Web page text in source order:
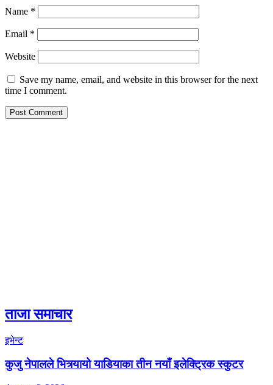
Name *
Email *
Website
Save my name, email, and website in this browser for the next
time I comment.
ताजा समाचार
इभेन्ट
कुजु नेपालले भित्र्यायो याडियाका तीन नयाँ इलेक्ट्रिक स्कुटर